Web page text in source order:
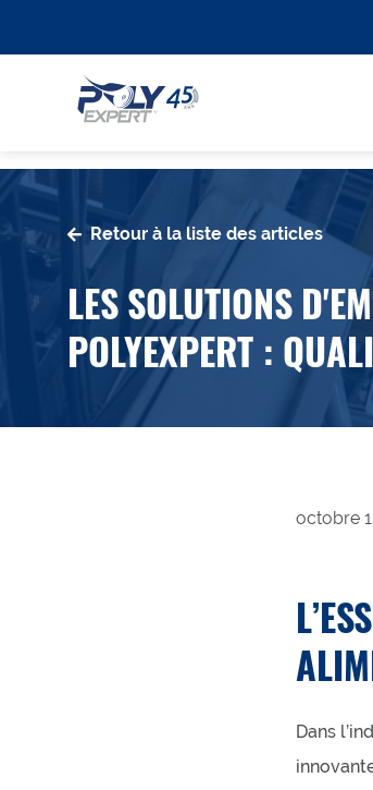
Retour à la liste des articles
LES SOLUTIONS
POLYEXPERT :
octobre
Dans